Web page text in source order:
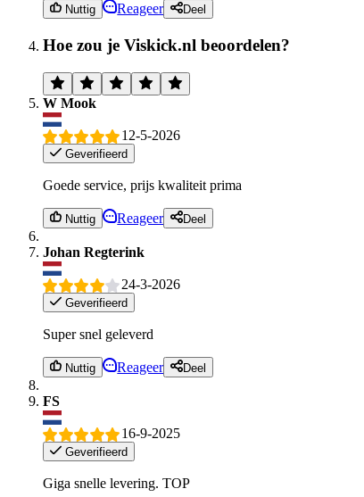
Nuttig Reageer Deel
Hoe zou je Viskick.nl beoordelen?
W Mook
12-5-2026
Geverifieerd
Goede service, prijs kwaliteit prima
Nuttig Reageer Deel
Johan Regterink
24-3-2026
Geverifieerd
Super snel geleverd
Nuttig Reageer Deel
FS
16-9-2025
Geverifieerd
Giga snelle levering. TOP